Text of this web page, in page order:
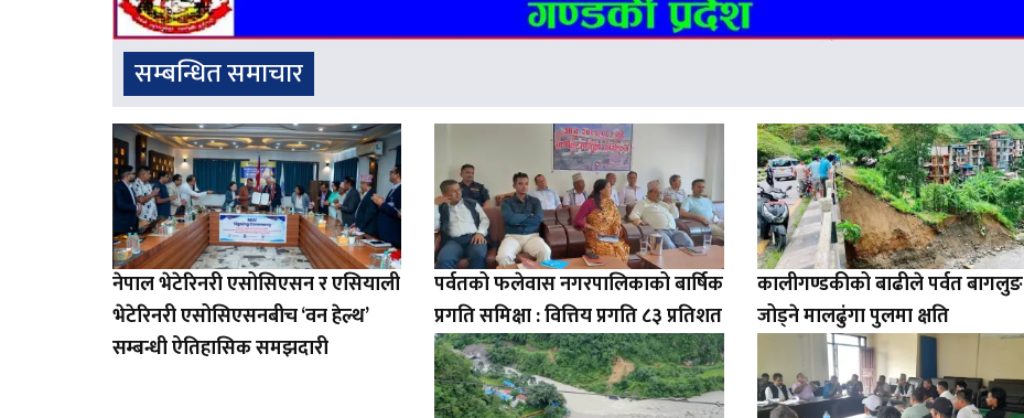
सम्बन्धित समाचार
नेपाल भेटेरिनरी एसोसिएसन र एसियाली
भेटेरिनरी एसोसिएसनबीच ‘वन हेल्थ’
सम्बन्धी ऐतिहासिक समझदारी
पर्वतको फलेवास नगरपालिकाको बार्षिक
प्रगति समिक्षा : वित्तिय प्रगति ८३ प्रतिशत
कालीगण्डकीको बाढीले पर्वत बागलुङ
जोड्ने मालढुंगा पुलमा क्षति